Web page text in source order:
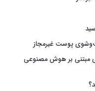
پوست غیرمجاز
مبتنی بر هوش مصنوعی